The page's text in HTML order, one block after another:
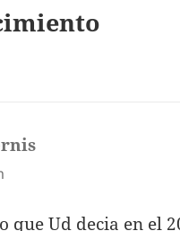
Ud decia en el